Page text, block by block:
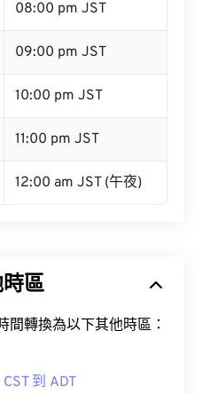
08:00 pm JST
09:00 pm JST
10:00 pm JST
11:00 pm JST
12:00 am JST (午夜)
區
間轉換為以下其他時區：
CST 到 ADT